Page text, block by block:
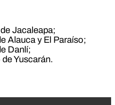
Jacaleapa;
Alauca y El Paraíso;
Danlí;
Yuscarán.